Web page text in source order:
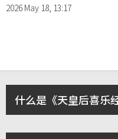
2026 May 18, 13:17
什么是《天皇后喜乐